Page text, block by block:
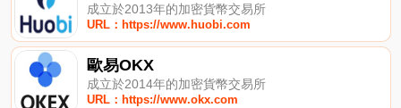
成立於2013年的加密貨幣交易所
URL：https://www.huobi.com
歐易OKX
成立於2014年的加密貨幣交易所
URL：https://www.okx.com